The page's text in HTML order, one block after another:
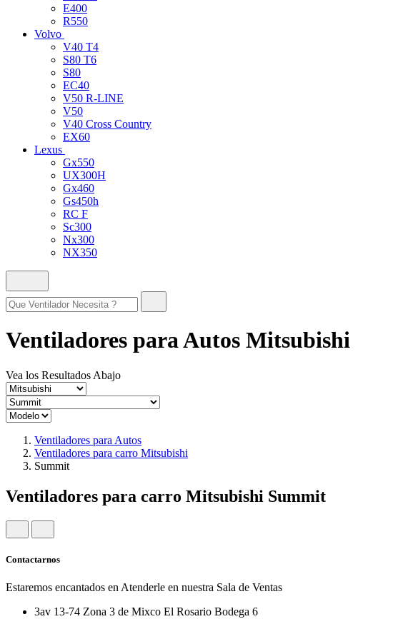
E400
R550
Volvo
V40 T4
S80 T6
S80
EC40
V50 R-LINE
V50
V40 Cross Country
EX60
Lexus
Gx550
UX300H
Gx460
Gs450h
RC F
Sc300
Nx300
NX350
Ventiladores para Autos Mitsubishi
Vea los Resultados Abajo
Ventiladores para Autos
Ventiladores para carro Mitsubishi
Summit
Ventiladores para carro Mitsubishi Summit
Contactarnos
Estaremos encantados en Atenderle en nuestra Sala de Ventas
3av 13-74 Zona 3 de Mixco El Rosario Bodega 6